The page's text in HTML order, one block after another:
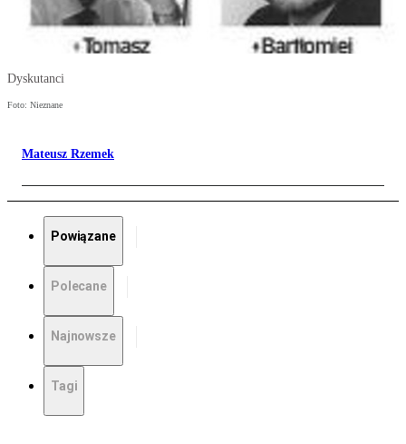
Dyskutanci
Foto: Nieznane
Mateusz Rzemek
Powiązane
Polecane
Najnowsze
Tagi